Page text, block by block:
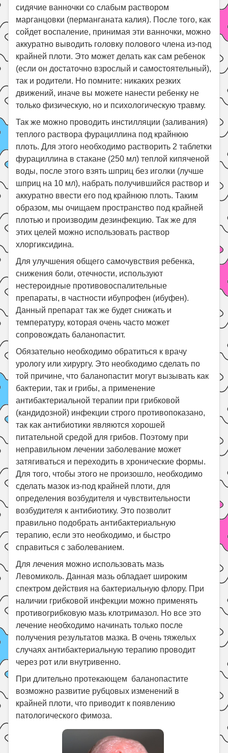
сидячие ванночки со слабым раствором
марганцовки (перманганата калия). После того, как
сойдет воспаление, принимая эти ванночки, можно
аккуратно выводить головку полового члена из-под
крайней плоти. Это может делать как сам ребенок
(если он достаточно взрослый и самостоятельный),
так и родители. Но помните: никаких резких
движений, иначе вы можете нанести ребенку не
только физическую, но и психологическую травму.
Так же можно проводить инстилляции (заливания)
теплого раствора фурациллина под крайнюю
плоть. Для этого необходимо растворить 2 таблетки
фурациллина в стакане (250 мл) теплой кипяченой
воды, после этого взять шприц без иголки (лучше
шприц на 10 мл), набрать получившийся раствор и
аккуратно ввести его под крайнюю плоть. Таким
образом, мы очищаем пространство под крайней
плотью и производим дезинфекцию. Так же для
этих целей можно использовать раствор
хлоргиксидина.
Для улучшения общего самочувствия ребенка,
снижения боли, отечности, используют
нестероидные противовоспалительные
препараты, в частности ибупрофен (ибуфен).
Данный препарат так же будет снижать и
температуру, которая очень часто может
сопровождать баланопастит.
Обязательно необходимо обратиться к врачу
урологу или хирургу. Это необходимо сделать по
той причине, что баланопастит могут вызывать как
бактерии, так и грибы, а применение
антибактериальной терапии при грибковой
(кандидозной) инфекции строго противопоказано,
так как антибиотики являются хорошей
питательной средой для грибов. Поэтому при
неправильном лечении заболевание может
затягиваться и переходить в хронические формы.
Для того, чтобы этого не произошло, необходимо
сделать мазок из-под крайней плоти, для
определения возбудителя и чувствительности
возбудителя к антибиотику. Это позволит
правильно подобрать антибактериальную
терапию, если это необходимо, и быстро
справиться с заболеванием.
Для лечения можно использовать мазь
Левомиколь. Данная мазь обладает широким
спектром действия на бактериальную флору. При
наличии грибковой инфекции можно применять
противогрибковую мазь клотримазол. Но все это
лечение необходимо начинать только после
получения результатов мазка. В очень тяжелых
случаях антибактериальную терапию проводит
через рот или внутривенно.
При длительно протекающем баланопастите
возможно развитие рубцовых изменений в
крайней плоти, что приводит к появлению
патологического фимоза.